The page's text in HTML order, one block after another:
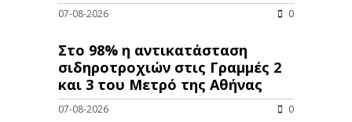
07-08-2026 0
Στο 98% η αντικατάσταση
σιδηροτροχιών στις Γραμμές 2
και 3 του Μετρό της Αθήνας
07-08-2026 0